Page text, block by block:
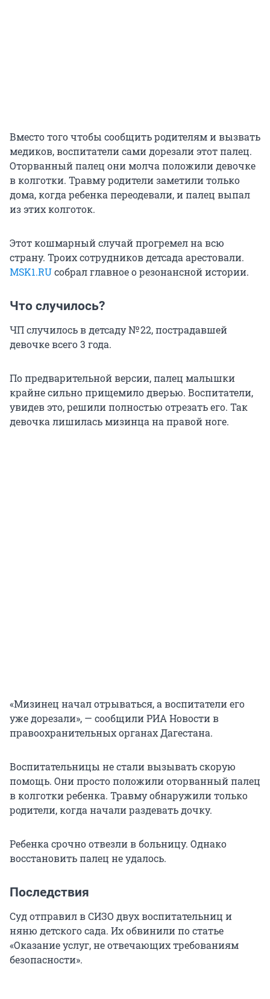
Вместо того чтобы сообщить родителям и вызвать
медиков, воспитатели сами дорезали этот палец.
Оторванный палец они молча положили девочке
в колготки. Травму родители заметили только
дома, когда ребенка переодевали, и палец выпал
из этих колготок.
Этот кошмарный случай прогремел на всю
страну. Троих сотрудников детсада арестовали.
MSK1.RUcобрал главное о резонансной истории.
Что случилось?
ЧП случилось в детсаду № 22, пострадавшей
девочке всего 3 года.
По предварительной версии, палец малышки
крайне сильно прищемило дверью. Воспитатели,
увидев это, решили полностью отрезать его. Так
девочка лишилась мизинца на правой ноге.
«Мизинец начал отрываться, а воспитатели его
уже дорезали», — сообщили РИА Новости в
правоохранительных органах Дагестана.
Воспитательницы не стали вызывать скорую
помощь. Они просто положили оторванный палец
в колготки ребенка. Травму обнаружили только
родители, когда начали раздевать дочку.
Ребенка срочно отвезли в больницу. Однако
восстановить палец не удалось.
Последствия
Суд отправил в СИЗО двух воспитательниц и
няню детского сада. Их обвинили по статье
«Оказание услуг, не отвечающих требованиям
безопасности».